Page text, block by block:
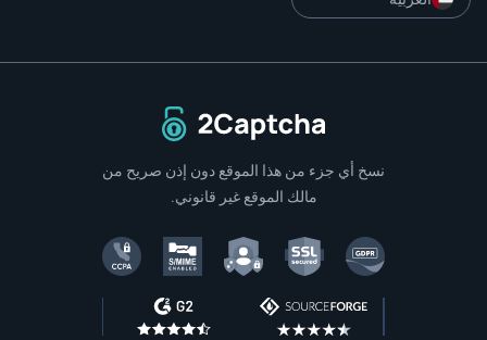
إلى الصفحة الرئيسية
نسخ أي جزء من هذا الموقع دون إذن صريح من
مالك الموقع غير قانوني.